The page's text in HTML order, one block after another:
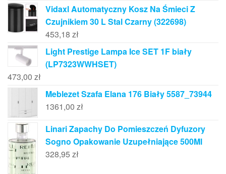
Vidaxl Automatyczny Kosz Na Śmieci Z
Czujnikiem 30 L Stal Czarny (322698)
453,18 zł
Light Prestige Lampa Ice SET 1F biały
(LP7323WWHSET)
473,00 zł
Meblezet Szafa Elana 176 Biały 5587_73944
1361,00 zł
Linari Zapachy Do Pomieszczeń Dyfuzory
Sogno Opakowanie Uzupełniające 500Ml
328,95 zł